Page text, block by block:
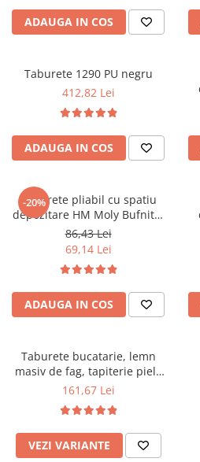
Top saltele memory 5 cm
Top saltele MemoHR 6.5 cm
Saltele cu plasa de arcuri
Mobilier bucatarie
Mese bucatarie
Mobila bucatarie
Seturi mese si scaune bucatarie
Mobilier hol
Mobila hol
Suporturi si rafturi pantofi
Pantofare
Seturi mobilier hol
Stender haine
Suport pentru umerase
Cuiere
Scaune gradinita
Set mese si scaune gradinita
Mobilier copii
Mobila camera copii
Scaune birou pentru copii
ADAUGA IN COS
Taburete 1290 PU negru
412,82 Lei
ADAUGA IN COS
-20%
Taburete pliabil cu spatiu
depozitare HM Moly Bufnita,
piele ecologica, patrat, 80 kg
86,43 Lei
69,14 Lei
ADAUGA IN COS
Taburete bucatarie, lemn
masiv de fag, tapiterie piele
ecologica, cires
161,67 Lei
VEZI VARIANTE